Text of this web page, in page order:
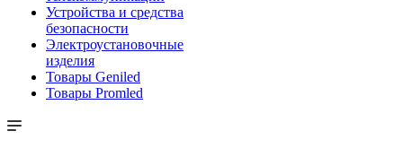
Устройства и средства
безопасности
Электроустановочные
изделия
Товары Geniled
Товары Promled